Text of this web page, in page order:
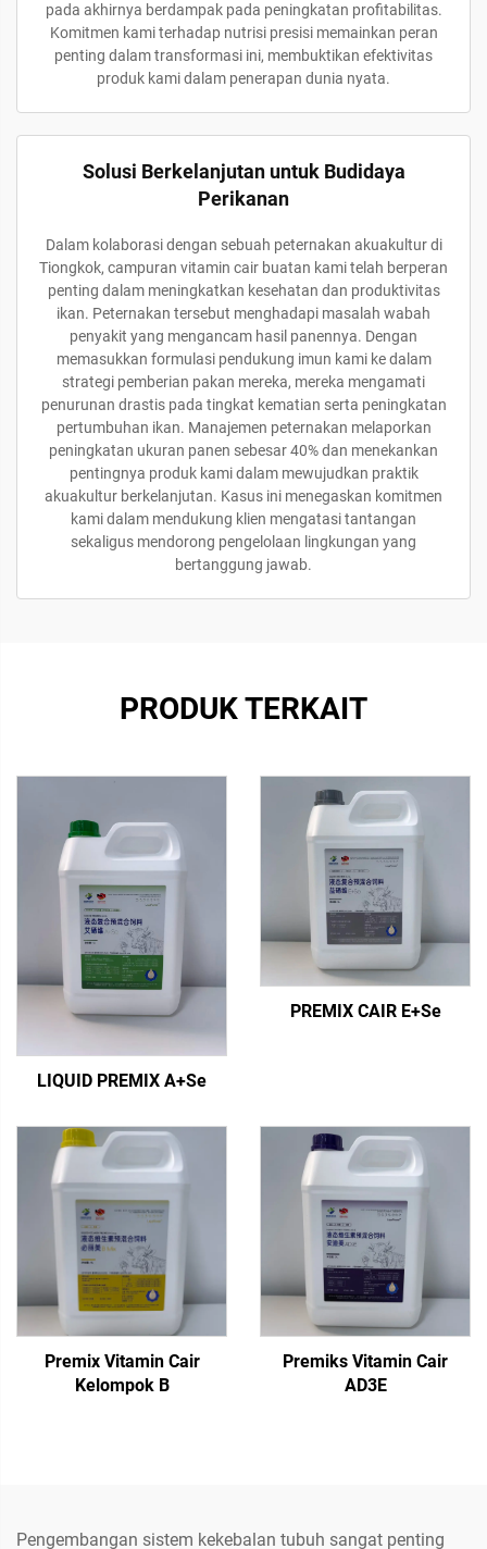
pada akhirnya berdampak pada peningkatan profitabilitas.
Komitmen kami terhadap nutrisi presisi memainkan peran
penting dalam transformasi ini, membuktikan efektivitas
produk kami dalam penerapan dunia nyata.
Solusi Berkelanjutan untuk Budidaya
Perikanan
Dalam kolaborasi dengan sebuah peternakan akuakultur di
Tiongkok, campuran vitamin cair buatan kami telah berperan
penting dalam meningkatkan kesehatan dan produktivitas
ikan. Peternakan tersebut menghadapi masalah wabah
penyakit yang mengancam hasil panennya. Dengan
memasukkan formulasi pendukung imun kami ke dalam
strategi pemberian pakan mereka, mereka mengamati
penurunan drastis pada tingkat kematian serta peningkatan
pertumbuhan ikan. Manajemen peternakan melaporkan
peningkatan ukuran panen sebesar 40% dan menekankan
pentingnya produk kami dalam mewujudkan praktik
akuakultur berkelanjutan. Kasus ini menegaskan komitmen
kami dalam mendukung klien mengatasi tantangan
sekaligus mendorong pengelolaan lingkungan yang
bertanggung jawab.
PRODUK TERKAIT
LIQUID PREMIX A+Se
PREMIX CAIR E+Se
Premix Vitamin Cair
Kelompok B
Premiks Vitamin Cair
AD3E
Pengembangan sistem kekebalan tubuh sangat penting